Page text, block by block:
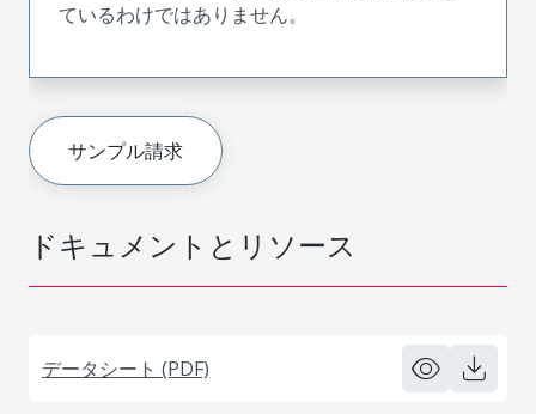
ドキュメントとリソース
データシート (PDF)
ているわけではありません。
サンプル請求